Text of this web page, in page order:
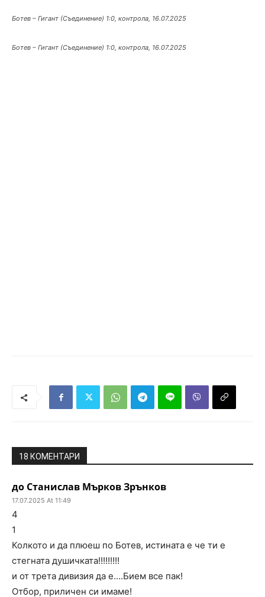
Ботев – Гигант (Съединение) 1:0, контрола, 16.07.2025
Ботев – Гигант (Съединение) 1:0, контрола, 16.07.2025
18 КОМЕНТАРИ
до Станислав Мърков Зрънков
17.07.2025 At 11:49
4
1
Колкото и да плюеш по Ботев, истината е че ти е
стегната душичката!!!!!!!!!
и от трета дивизия да е….Бием все пак!
Отбор, приличен си имаме!